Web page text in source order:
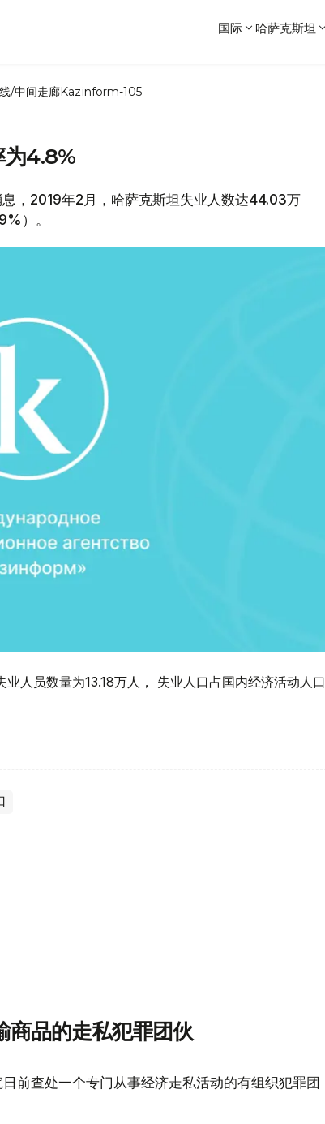
国际 哈萨克斯坦
/中间走廊Kazinform-105
为4.8%
，2019年2月，哈萨克斯坦失业人数达44.03万
）。
人员数量为13.18万人， 失业人口占国内经济活动人口
商品的走私犯罪团伙
前查处一个专门从事经济走私活动的有组织犯罪团